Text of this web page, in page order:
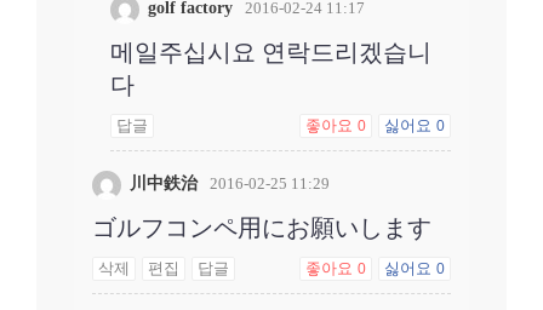
golf factory 2016-02-24 11:17
메일주십시요 연락드리겠습니
다
답글 좋아요0 싫어요0
川中鉄治 2016-02-25 11:29
ゴルフコンペ用にお願いします
삭제 편집 답글 좋아요0 싫어요0